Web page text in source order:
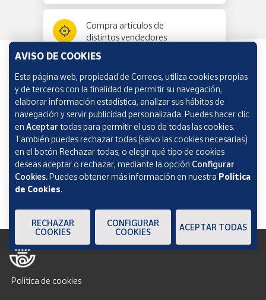
Compra artículos de
distintos vendedores
Información y ayuda
Correos Market
Política de cookies
AVISO DE COOKIES
Esta página web, propiedad de Correos, utiliza cookies propias
y de terceros con la finalidad de permitir su navegación,
elaborar información estadística, analizar sus hábitos de
navegación y servir publicidad personalizada. Puedes hacer clic
en Aceptar todas para permitir el uso de todas las cookies.
También puedes rechazar todas (salvo las cookies necesarias)
en el botón Rechazar todas, o elegir qué tipo de cookies
deseas aceptar o rechazar, mediante la opción Configurar
Cookies.Puedes obtener más información en nuestra Política
de Cookies.
RECHAZAR
COOKIES
CONFIGURAR
COOKIES
ACEPTAR TODAS